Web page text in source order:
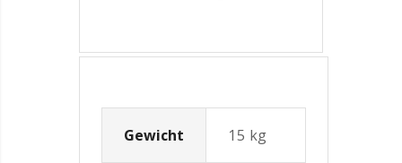
Gewicht 15 kg